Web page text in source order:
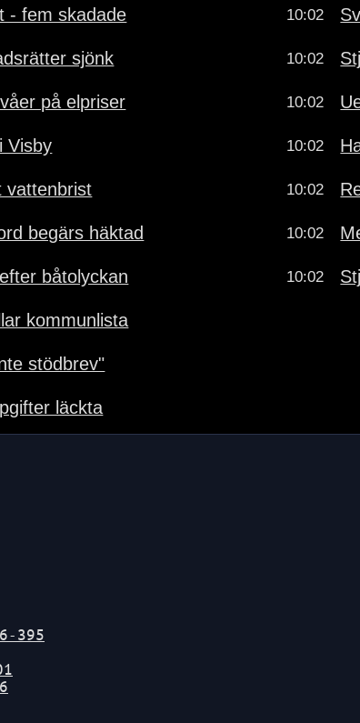
- fem skadade
sjönk
på elpriser
Visby
vattenbrist
begärs häktad
båtolyckan
kommunlista
stödbrev"
läckta
10:02
10:02
10:02
10:02
10:02
10:02
10:02
395